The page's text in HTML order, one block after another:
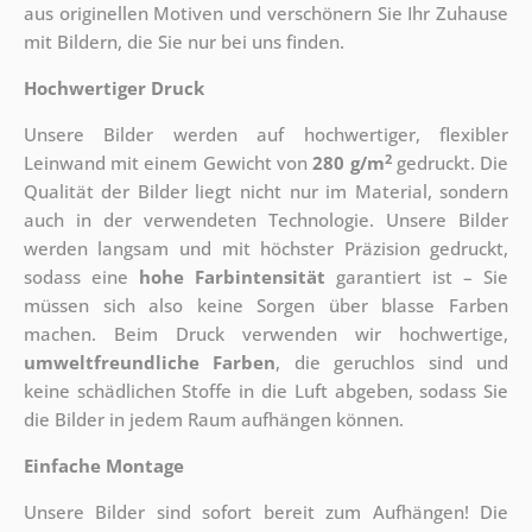
aus originellen Motiven und verschönern Sie Ihr Zuhause
mit Bildern, die Sie nur bei uns finden.
Hochwertiger Druck
Unsere Bilder werden auf hochwertiger, flexibler
Leinwand mit einem Gewicht von280 g/m2gedruckt. Die
Qualität der Bilder liegt nicht nur im Material, sondern
auch in der verwendeten Technologie. Unsere Bilder
werden langsam und mit höchster Präzision gedruckt,
sodass eine hohe Farbintensität garantiert ist – Sie
müssen sich also keine Sorgen über blasse Farben
machen. Beim Druck verwenden wir hochwertige,
umweltfreundliche Farben, die geruchlos sind und
keine schädlichen Stoffe in die Luft abgeben, sodass Sie
die Bilder in jedem Raum aufhängen können.
Einfache Montage
Unsere Bilder sind sofort bereit zum Aufhängen! Die